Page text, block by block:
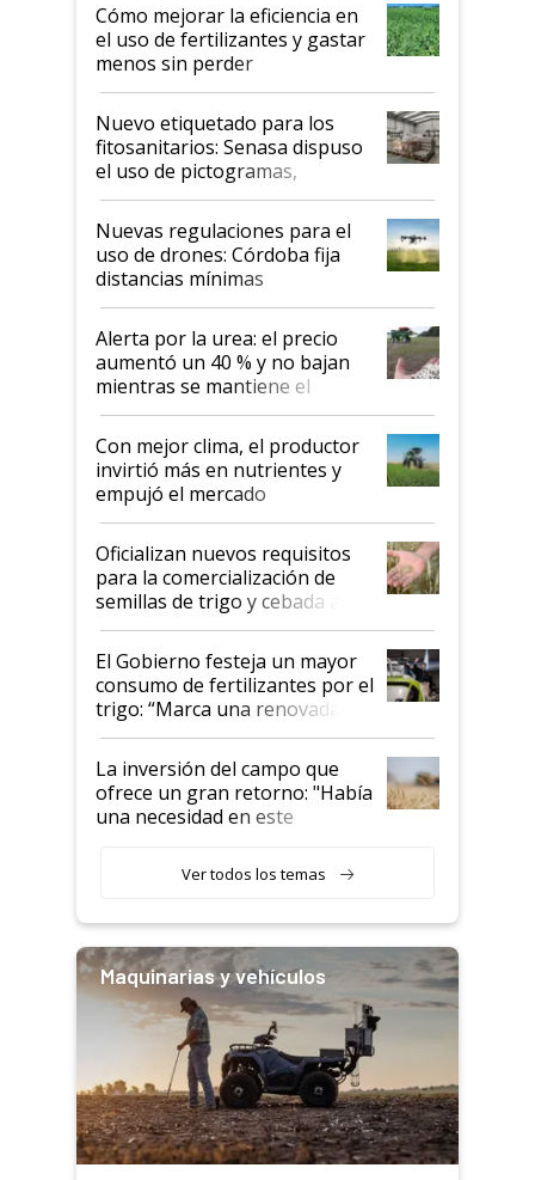
Cómo mejorar la eficiencia en
el uso de fertilizantes y gastar
menos sin perder
productividad en la campaña
fina
Nuevo etiquetado para los
fitosanitarios: Senasa dispuso
el uso de pictogramas,
palabras de advertencia e
indicaciones
Nuevas regulaciones para el
uso de drones: Córdoba fija
distancias mínimas
Alerta por la urea: el precio
aumentó un 40 % y no bajan
mientras se mantiene el
conflicto en Medio Oriente
Con mejor clima, el productor
invirtió más en nutrientes y
empujó el mercado
Oficializan nuevos requisitos
para la comercialización de
semillas de trigo y cebada a
granel
El Gobierno festeja un mayor
consumo de fertilizantes por el
trigo: “Marca una renovada
confianza de los productores”
La inversión del campo que
ofrece un gran retorno: "Había
una necesidad en este
Ver todos los temas
Maquinarias y vehículos